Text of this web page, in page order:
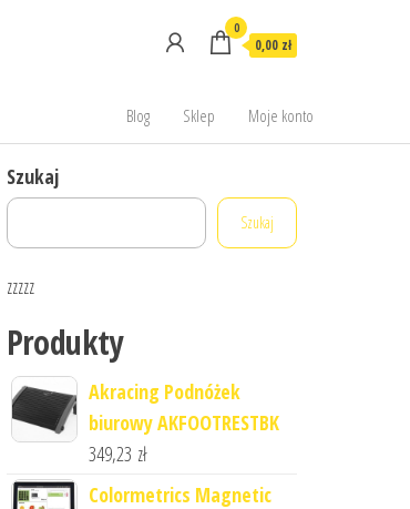
0
0,00 zł
Blog Sklep Moje konto
Szukaj
Szukaj
zzzzz
Produkty
Akracing Podnóżek
biurowy AKFOOTRESTBK
349,23 zł
Colormetrics Magnetic